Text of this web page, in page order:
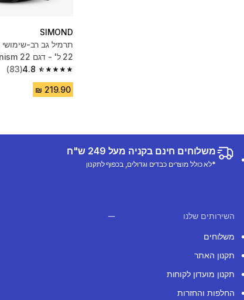
SIMOND
תרמיל גב רב-שימושי
22 ל' - דגם Alpinism 22 - שחור
4.8
4.8 out of 5 stars from 83 reviews
(83)
משלוחים חינם בקניה מעל 249 ש"ח
*לא כולל מוצרים כבדים וגדולים, בכפוף לתקנון
השירותים שלנו
משלוחים
תקנון האתר
תקנון מועדון לקוחות
החלפות והחזרות